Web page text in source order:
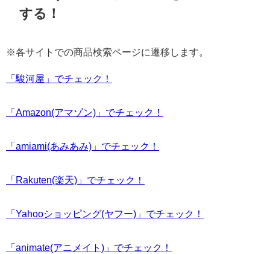
する！
※各サイトでの商品検索ページに遷移します。
「駿河屋」でチェック！
「Amazon(アマゾン)」でチェック！
「amiami(あみあみ)」でチェック！
「Rakuten(楽天)」でチェック！
「Yahooショッピング(ヤフー)」でチェック！
「animate(アニメイト)」でチェック！